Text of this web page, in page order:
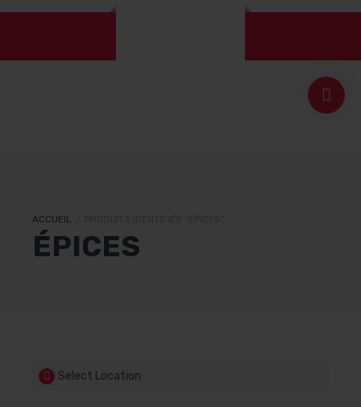
ACCUEIL
ÉPICES
Select Location